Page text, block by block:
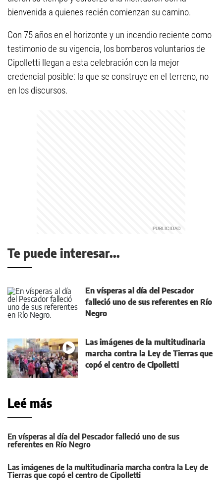
bienvenida a quienes recién comienzan su camino.
Con 75 años en el horizonte y un incendio reciente como
testimonio de su vigencia, los bomberos voluntarios de
Cipolletti llegan a esta celebración con la mejor
credencial posible: la que se construye en el terreno, no
en los discursos.
Te puede interesar...
En vísperas al día del Pescador
falleció uno de sus referentes en Río
Negro
Las imágenes de la multitudinaria
marcha contra la Ley de Tierras que
copó el centro de Cipolletti
Leé más
En vísperas al día del Pescador falleció uno de sus
referentes en Río Negro
Las imágenes de la multitudinaria marcha contra la Ley de
Tierras que copó el centro de Cipolletti